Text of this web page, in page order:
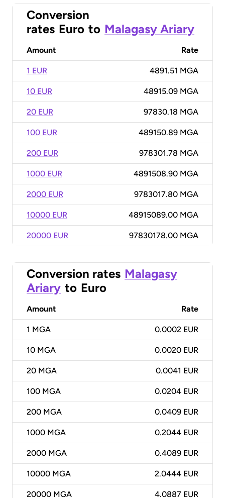
Conversion
rates Euro to Malagasy Ariary
Amount Rate
1 EUR 4891.51 MGA
10 EUR 48915.09 MGA
20 EUR 97830.18 MGA
100 EUR 489150.89 MGA
200 EUR 978301.78 MGA
1000 EUR 4891508.90 MGA
2000 EUR 9783017.80 MGA
10000 EUR 48915089.00 MGA
20000 EUR 97830178.00 MGA
Conversion rates Malagasy
Ariary to Euro
Amount Rate
1 MGA 0.0002 EUR
10 MGA 0.0020 EUR
20 MGA 0.0041 EUR
100 MGA 0.0204 EUR
200 MGA 0.0409 EUR
1000 MGA 0.2044 EUR
2000 MGA 0.4089 EUR
10000 MGA 2.0444 EUR
20000 MGA 4.0887 EUR